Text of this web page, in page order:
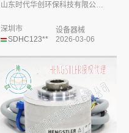
山东时代华创环保科技有限公司 简介：山...
SDHC123**
深圳市
设备器械
2026-03-06